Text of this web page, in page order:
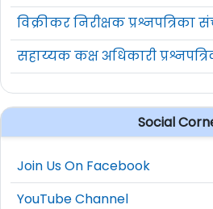
विक्रीकर निरीक्षक प्रश्नपत्रिका
सहाय्यक कक्ष अधिकारी
Social
Join Us On Facebook
YouTube Channel